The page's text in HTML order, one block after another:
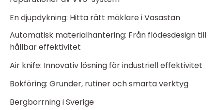
En djupdykning: Hitta rätt mäklare i Vasastan
Automatisk materialhantering: Från flödesdesign till
hållbar effektivitet
Air knife: Innovativ lösning för industriell effektivitet
Bokföring: Grunder, rutiner och smarta verktyg
Bergborrning i Sverige